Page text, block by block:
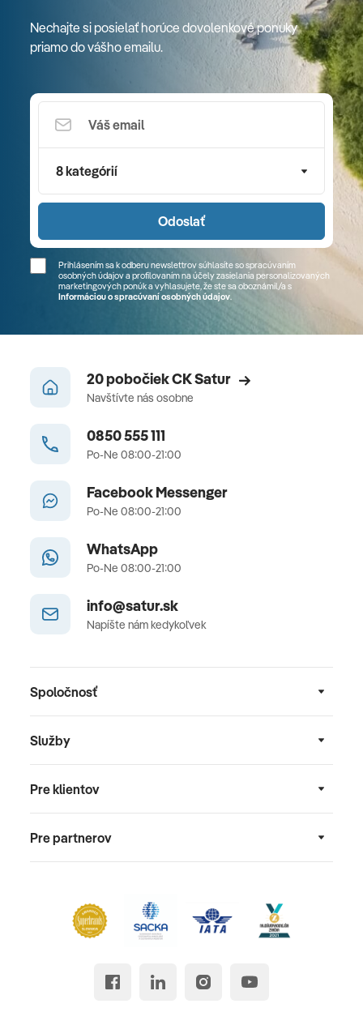
Nechajte si posielať horúce dovolenkové ponuky
priamo do vášho emailu.
8 kategórií
Odoslať
Prihlásením sa k odberu newslettrov súhlasíte so spracúvaním
osobných údajov a profilovaním na účely zasielania personalizovaných
marketingových ponúk a vyhlasujete, že ste sa oboznámil/a s
Informáciou o spracúvaní osobných údajov.
20 pobočiek CK Satur
Navštívte nás osobne
0850 555 111
Po-Ne 08:00-21:00
Facebook Messenger
Po-Ne 08:00-21:00
WhatsApp
Po-Ne 08:00-21:00
info@satur.sk
Napíšte nám kedykoľvek
Spoločnosť
Služby
Pre klientov
Pre partnerov